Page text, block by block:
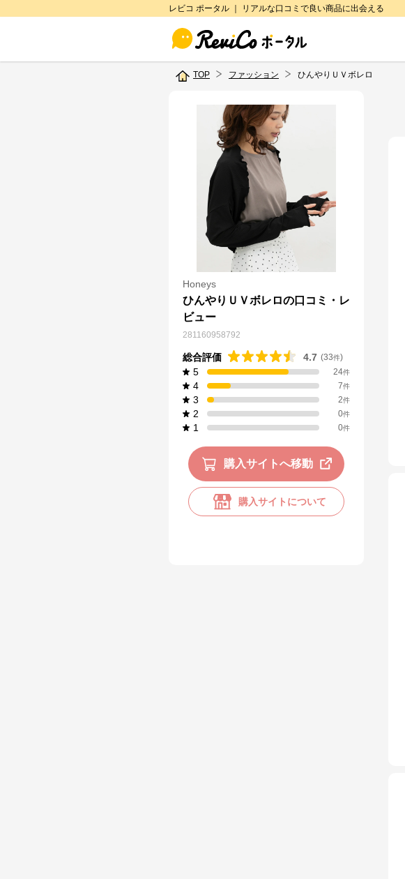
レビコ ポータル ｜ リアルな口コミで良い商品に出会える
TOP ファッション ひんやりＵＶボレロ
Honeys
ひんやりＵＶボレロの口コミ・レ
ビュー
281160958792
総合評価 4.7 (33件)
5 24件
4 7件
3 2件
2 0件
1 0件
購入サイトへ移動
購入サイトについて